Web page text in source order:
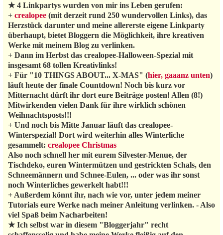
★ 4 Linkpartys wurden von mir ins Leben gerufen:
+ crealopee (mit derzeit rund 250 wundervollen Links), das
Herzstück darunter und meine allererste eigene Linkparty
überhaupt, bietet Bloggern die Möglichkeit, ihre kreativen
Werke mit meinem Blog zu verlinken.
+ Dann im Herbst das crealopee-Halloween-Spezial mit
insgesamt 68 tollen Kreativlinks!
+ Für "10 THINGS ABOUT... X-MAS" (hier, gaaanz unten)
läuft heute der finale Countdown! Noch bis kurz vor
Mitternacht dürft ihr dort eure Beiträge posten! Allen (8!)
Mitwirkenden vielen Dank für ihre wirklich schönen
Weihnachtsposts!!!
+ Und noch bis Mitte Januar läuft das crealopee-
Winterspezial! Dort wird weiterhin alles Winterliche
gesammelt: crealopee Christmas
Also noch schnell her mit eurem Silvester-Menue, der
Tischdeko, euren Wintermützen und gestrickten Schals, den
Schneemännern und Schnee-Eulen, ... oder was ihr sonst
noch Winterliches gewerkelt habt!!!
+ Außerdem könnt ihr, nach wie vor, unter jedem meiner
Tutorials eure Werke nach meiner Anleitung verlinken. - Also
viel Spaß beim Nacharbeiten!
★ Ich selbst war in diesem "Bloggerjahr" recht